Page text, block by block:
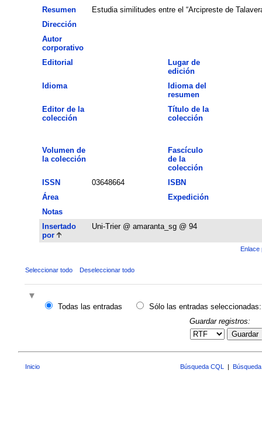
Resumen
Estudia similitudes entre el “Arcipreste de
Dirección
Autor
corporativo
Editorial
Lugar de
edición
Idioma
Idioma del
resumen
Editor de la
colección
Título de la
colección
Volumen de
la colección
Fascículo
de la
colección
ISSN
03648664
ISBN
Área
Expedición
Notas
Insertado
por
Uni-Trier @ amaranta_sg @ 94
Enlace
Seleccionar todo Deseleccionar todo
Todas las entradas
Sólo las entradas seleccionadas:
Guardar registros:
Guardar
Inicio Búsqueda CQL